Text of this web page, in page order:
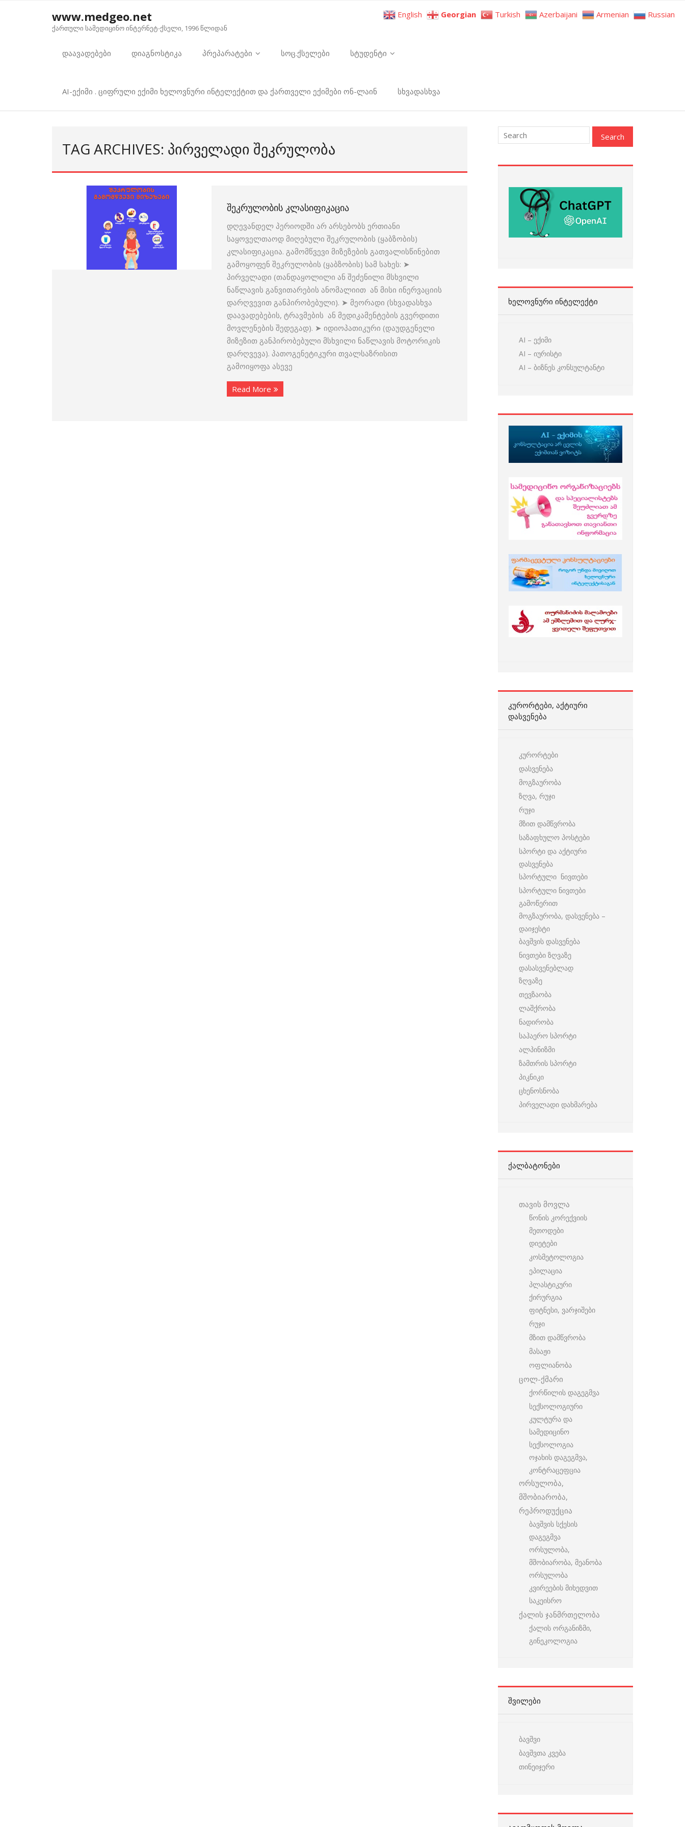
www.medgeo.net
ქართული სამედიცინო ინტერნეტ-ქსელი, 1996 წლიდან
დაავადებები დიაგნოსტიკა პრეპარატები სოც.ქსელები სტუდენტი
AI-ექიმი . ციფრული ექიმი ხელოვნური ინტელექტით და ქართველი ექიმები ონ-ლაინ სხვადასხვა
TAG ARCHIVES: ᲞᲘᲠᲕᲔᲚᲐᲓᲘ ᲨᲔᲙᲠᲣᲚᲝᲑᲐ
ᲨᲔᲙᲠᲣᲚᲝᲑᲘᲡ ᲙᲚᲐᲡᲘᲤᲘᲙᲐᲪᲘᲐ
დღევანდელ პერიოდში არ არსებობს ერთიანი
საყოველთაოდ მიღებული შეკრულობის (ყაბზობის)
კლასიფიკაცია. გამომწვევი მიზეზების გათვალისწინებით
გამოყოფენ შეკრულობის (ყაბზობის) სამ სახეს: ➤
პირველადი (თანდაყოლილი ან შეძენილი მსხვილი
ნაწლავის განვითარების ანომალიით ან მისი ინერვაციის
დარღვევით განპირობებული). ➤ მეორადი (სხვადასხვა
დაავადებების, ტრავმების ან მედიკამენტების გვერდითი
მოვლენების შედეგად). ➤ იდიოპათიკური (დაუდგენელი
მიზეზით განპირობებული მსხვილი ნაწლავის მოტორიკის
დარღვევა). პათოგენეტიკური თვალსაზრისით
გამოიყოფა ასევე
Read More
ᲮᲔᲚᲝᲕᲜᲣᲠᲘ ᲘᲜᲢᲔᲚᲔᲥᲢᲘ
AI – ექიმი
AI – იურისტი
AI – ბიზნეს კონსულტანტი
ᲙᲣᲠᲝᲠᲢᲔᲑᲘ, ᲐᲥᲢᲘᲣᲠᲘ
ᲓᲐᲡᲕᲔᲜᲔᲑᲐ
კურორტები
დასვენება
მოგზაურობა
ზღვა, რუჯი
რუჯი
მზით დამწვრობა
საზაფხულო პოსტები
სპორტი და აქტიური
დასვენება
სპორტული ნივთები
სპორტული ნივთები
გამოწერით
მოგზაურობა, დასვენება –
დაიჯესტი
ბავშვის დასვენება
ნივთები ზღვაზე
დასასვენებლად
ზღვაზე
თევზაობა
ლაშქრობა
ნადირობა
საჰაერო სპორტი
ალპინიზმი
ზამთრის სპორტი
პიკნიკი
ცხენოსნობა
პირველადი დახმარება
ᲥᲐᲚᲑᲐᲢᲝᲜᲔᲑᲘ
თავის მოვლა
წონის კორექვიის
მეთოდები
დიეტები
კოსმეტოლოგია
ეპილაცია
პლასტიკური
ქირურგია
ფიტნესი, ვარჯიშები
რუჯი
მზით დამწვრობა
მასაჟი
ოფლიანობა
ცოლ-ქმარი
ქორწილის დაგეგმვა
სექსოლოგიური
კულტურა და
სამედიცინო
სექსოლოგია
ოჯახის დაგეგმვა,
კონტრაცეფცია
ორსულობა,
მშობიარობა,
რეპროდუქცია
ბავშვის სქესის
დაგეგმვა
ორსულობა,
მშობიარობა, მეანობა
ორსულობა
კვირეების მიხედვით
საკეისრო
ქალის ჯანმრთელობა
ქალის ორგანიზმი,
გინეკოლოგია
ᲨᲕᲘᲚᲔᲑᲘ
ბავშვი
ბავშვთა კვება
თინეიჯერი
English Georgian Turkish Azerbaijani Armenian Russian